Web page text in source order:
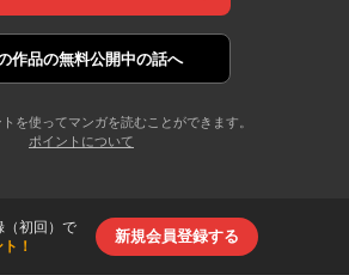
作品の無料公開中の話へ
を使ってマンガを読むことができます。
ポイントについて
（初回）で
！
新規会員登録する